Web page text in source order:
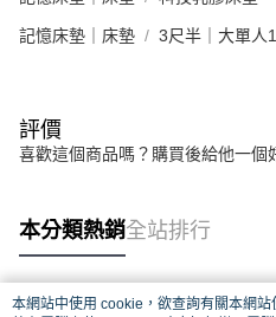
記憶床墊｜床墊 3尺半｜大單人
評價
喜歡這個商品嗎？購買後給他一個
本分類熱銷全站排行
本網站中使用 cookie，欲查詢有關本網